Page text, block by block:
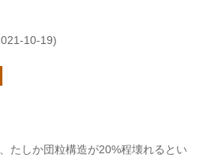
10-19)
たしか団粒構造が20%程壊れるとい